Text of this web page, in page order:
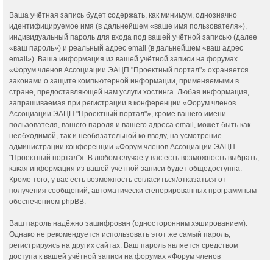
Ваша учётная запись будет содержать, как минимум, однозначно
идентифицируемое имя (в дальнейшем «ваше имя пользователя»),
индивидуальный пароль для входа под вашей учётной записью (далее
«ваш пароль») и реальный адрес email (в дальнейшем «ваш адрес
email»). Ваша информация из вашей учётной записи на форумах
«Форум членов Ассоциации ЭАЦП "Проектный портал"» охраняется
законами о защите компьютерной информации, применяемыми в
стране, предоставляющей нам услуги хостинга. Любая информация,
запрашиваемая при регистрации в конференции «Форум членов
Ассоциации ЭАЦП "Проектный портал"», кроме вашего имени
пользователя, вашего пароля и вашего адреса email, может быть как
необходимой, так и необязательной ко вводу, на усмотрение
администрации конференции «Форум членов Ассоциации ЭАЦП
"Проектный портал"». В любом случае у вас есть возможность выбрать,
какая информация из вашей учётной записи будет общедоступна.
Кроме того, у вас есть возможность согласиться/отказаться от
получения сообщений, автоматически сгенерированных программным
обеспечением phpBB.
Ваш пароль надёжно зашифрован (односторонним хэшированием).
Однако не рекомендуется использовать этот же самый пароль,
регистрируясь на других сайтах. Ваш пароль является средством
доступа к вашей учётной записи на форумах «Форум членов